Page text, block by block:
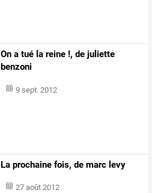
On a tué la reine !, de juliette
benzoni
9 sept. 2012
La prochaine fois, de marc levy
27 août 2012